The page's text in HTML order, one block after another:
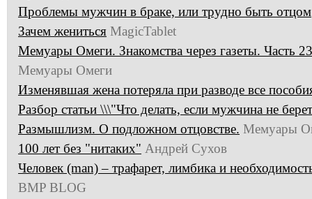
Проблемы мужчин в браке, или трудно быть отцом
Зачем жениться MagicTablet
Мемуары Омеги. Знакомства через газеты. Часть
Мемуары Омеги
Изменявшая жена потеряла при разводе все
Разбор статьи \\\"Что делать, если мужчина не
Размышлизм. О подложном отцовстве. Мемуары
100 лет без "нитаких" Андрей Сухов
Человек (man) – трафарет, лимбика и
BMP BLOG